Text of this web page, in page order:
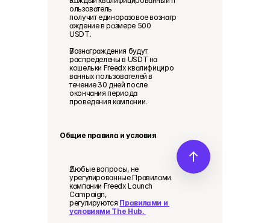
ользователь
получит единоразовое вознагр
аждение в размере 500
USDT.
Вознаграждения будут
распределены в USDT на
кошельки Freedx квалифициро
ванных пользователей в
течение 30 дней после
окончания периода
проведения кампании.
Общие правила и условия
Любые вопросы, не
урегулированные Правилами
кампании Freedx Launch
Campaign,
регулируются Правилами и
условиями The Hub.